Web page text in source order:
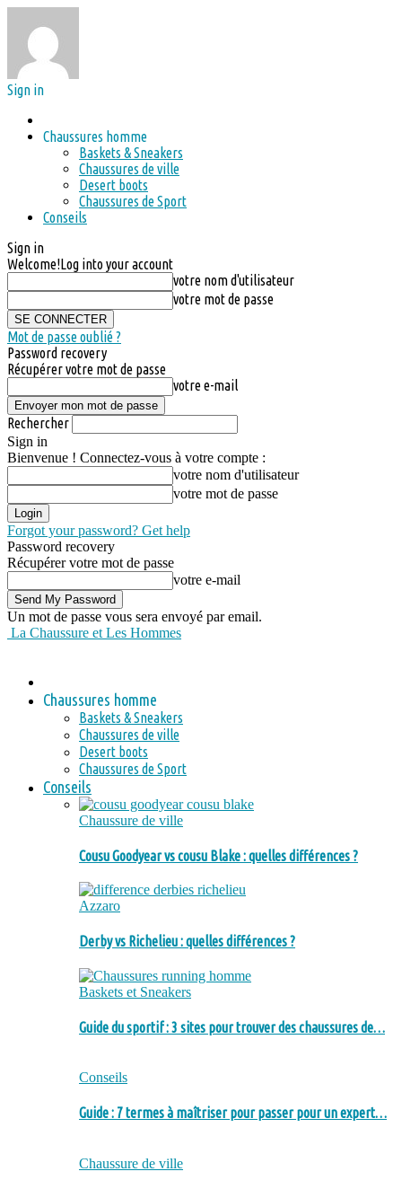
Sign in
Chaussures homme
Baskets & Sneakers
Chaussures de ville
Desert boots
Chaussures de Sport
Conseils
Sign in
Welcome!Log into your account
votre nom d'utilisateur
votre mot de passe
Mot de passe oublié ?
Password recovery
Récupérer votre mot de passe
votre e-mail
Rechercher
Sign in
Bienvenue ! Connectez-vous à votre compte :
votre nom d'utilisateur
votre mot de passe
Forgot your password? Get help
Password recovery
Récupérer votre mot de passe
votre e-mail
Un mot de passe vous sera envoyé par email.
La Chaussure et Les Hommes
Chaussures homme
Baskets & Sneakers
Chaussures de ville
Desert boots
Chaussures de Sport
Conseils
Chaussure de ville
Cousu Goodyear vs cousu Blake : quelles différences ?
Azzaro
Derby vs Richelieu : quelles différences ?
Baskets et Sneakers
Guide du sportif : 3 sites pour trouver des chaussures de…
Conseils
Guide : 7 termes à maîtriser pour passer pour un expert…
Chaussure de ville